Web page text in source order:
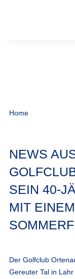
Home
NEWS
SEIN 40-
MIT
Der Golfclub
Gereuter Tal in